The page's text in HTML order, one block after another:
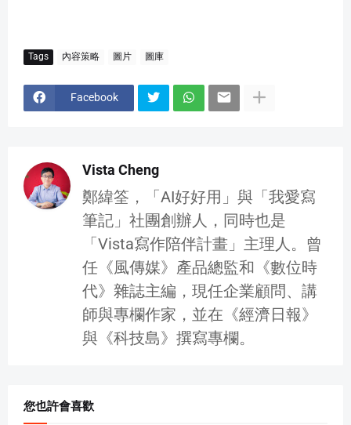
Tags 內容策略 圖片 圖庫
Facebook
Vista Cheng
鄭緯筌，「AI好好用」與「我愛寫
筆記」社團創辦人，同時也是
「Vista寫作陪伴計畫」主理人。曾
任《風傳媒》產品總監和《數位時
代》雜誌主編，現任企業顧問、講
師與專欄作家，並在《經濟日報》
與《科技島》撰寫專欄。
您也許會喜歡